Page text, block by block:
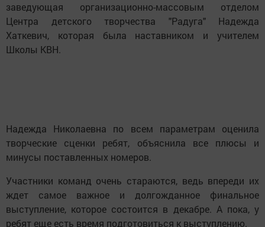
заведующая организационно-массовым отделом
Центра детского творчества "Радуга" Надежда
Хаткевич, которая была наставником и учителем
Школы КВН.
Надежда Николаевна по всем параметрам оценила
творческие сценки ребят, объяснила все плюсы и
минусы поставленных номеров.
Участники команд очень стараются, ведь впереди их
ждет самое важное и долгожданное финальное
выступление, которое состоится в декабре. А пока, у
ребят еще есть время подготовиться к выступлению.